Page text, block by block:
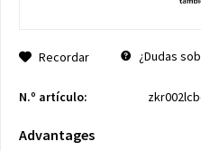
Recordar ¿Dudas
N.º artículo:
Advantages